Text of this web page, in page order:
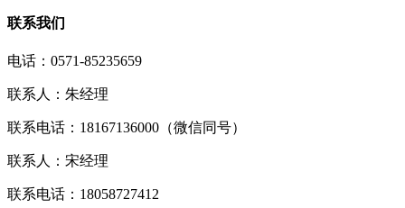
联系我们
电话：0571-85235659
联系人：朱经理
联系电话：18167136000（微信同号）
联系人：宋经理
联系电话：18058727412